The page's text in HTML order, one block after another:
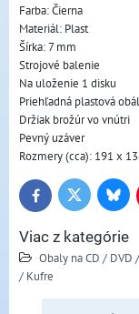
Farba: Čierna
Materiál: Plast
Šírka: 7 mm
Strojové balenie
Na uloženie 1 disku
Priehľadná plastová
Držiak brožúr vo vnútri
Pevný uzáver
Rozmery (cca): 191 x
FacebookTwitter
Viac z kategórie
Obaly na CD / DVD
/ Kufre